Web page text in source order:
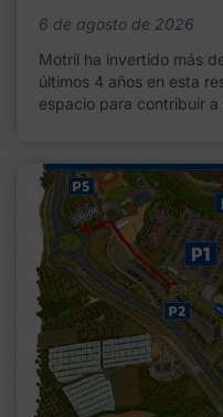
6 de agosto de 2026
Motril ha invertido más
últimos 4 años en esta
espacio para contribuir